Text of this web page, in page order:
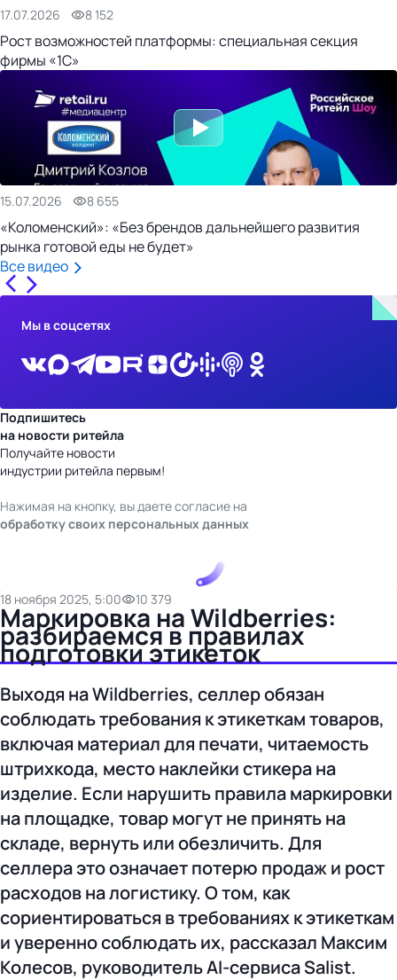
17.07.2026 8 152
Рост возможностей платформы: специальная секция
фирмы «1С»
15.07.2026 8 655
«Коломенский»: «Без брендов дальнейшего развития
рынка готовой еды не будет»
Все видео
Мы в соцсетях
Подпишитесь
на новости ритейла
Получайте новости
индустрии ритейла первым!
Нажимая на кнопку, вы даете согласие на
обработку своих персональных данных
18 ноября 2025, 5:00 10 379
Маркировка на Wildberries:
разбираемся в правилах
подготовки этикеток
Выходя на Wildberries, селлер обязан
соблюдать требования к этикеткам товаров,
включая материал для печати, читаемость
штрихкода, место наклейки стикера на
изделие. Если нарушить правила маркировки
на площадке, товар могут не принять на
складе, вернуть или обезличить. Для
селлера это означает потерю продаж и рост
расходов на логистику. О том, как
сориентироваться в требованиях к этикеткам
и уверенно соблюдать их, рассказал Максим
Колесов, руководитель AI-сервиса Salist.